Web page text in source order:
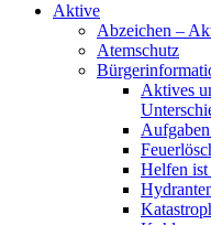
Aktive
Abzeichen –
Atemschutz
Aktives
Helfen